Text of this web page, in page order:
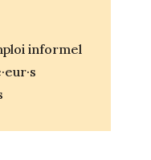
informel